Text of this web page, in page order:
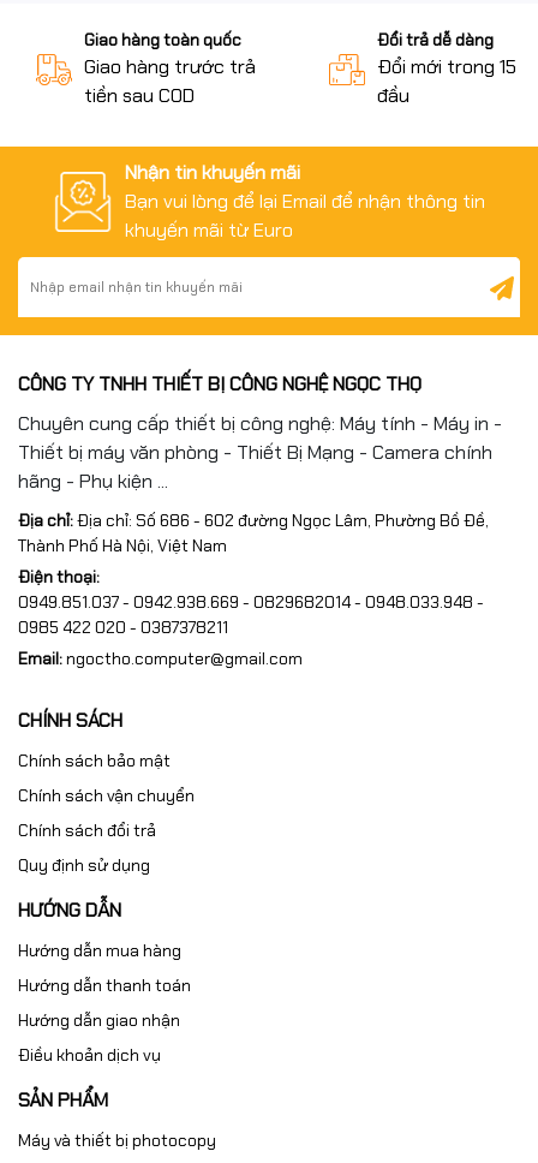
Chai mực đã khui nắp, đổ vào máy, sang chiết, hoặc có
dấu hiệu can thiệp.
Không có video mở gói khi khiếu nại hàng vỡ/hư do vận
chuyển.
#mucEpson #Epson003 #boMuc003
#muc003chinhhang
#C13T00V198 #C13T00V298 #C13T00V398
#muc003Black #muc003Cyan #muc003Magenta
#muc003Yellow
#mucinphun #mucinnhapkhau #mucinphunmau
#mucinchinhhieu #mucmayin
#EpsonL1110 #EpsonL3110 #EpsonL3150 #EpsonL5190
#MucInGiaDinh #MucInVanPhong #MucInMau
Giao hàng toàn quốc
Giao hàng trước trả
tiền sau COD
Đổi trả dễ dàng
Đổi mới trong 15
đầu
Nhận tin khuyến mãi
Bạn vui lòng để lại Email để nhận thông tin
khuyến mãi từ Euro
CÔNG TY TNHH THIẾT BỊ CÔNG NGHỆ NGỌC THỌ
Chuyên cung cấp thiết bị công nghệ: Máy tính - Máy in -
Thiết bị máy văn phòng - Thiết Bị Mạng - Camera chính
hãng - Phụ kiện ...
Địa chỉ:Địa chỉ: Số 686 - 602 đường Ngọc Lâm, Phường Bồ Đề,
Thành Phố Hà Nội, Việt Nam
Điện thoại:
0949.851.037 - 0942.938.669 - 0829682014 - 0948.033.948 -
0985 422 020 - 0387378211
Email:ngoctho.computer@gmail.com
CHÍNH SÁCH
Chính sách bảo mật
Chính sách vận chuyển
Chính sách đổi trả
Quy định sử dụng
HƯỚNG DẪN
Hướng dẫn mua hàng
Hướng dẫn thanh toán
Hướng dẫn giao nhận
Điều khoản dịch vụ
SẢN PHẨM
Máy và thiết bị photocopy